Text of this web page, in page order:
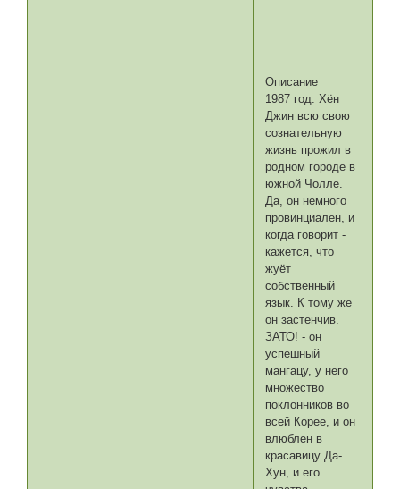
Описание
1987 год. Хён
Джин всю свою
сознательную
жизнь прожил в
родном городе в
южной Чолле.
Да, он немного
провинциален, и
когда говорит -
кажется, что
жуёт
собственный
язык. К тому же
он застенчив.
ЗАТО! - он
успешный
мангацу, у него
множество
поклонников во
всей Корее, и он
влюблен в
красавицу Да-
Хун, и его